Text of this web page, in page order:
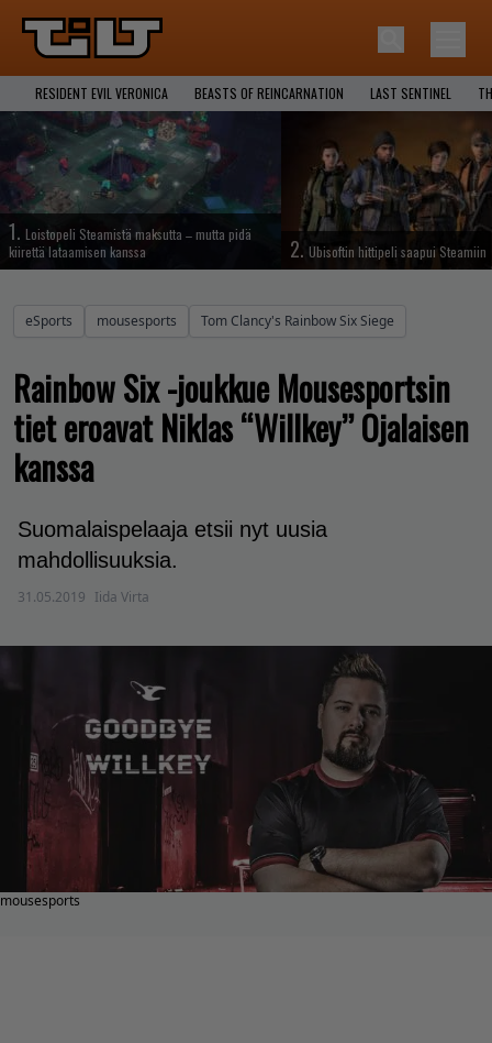
RESIDENT EVIL VERONICA BEASTS OF REINCARNATION LAST SENTINEL
1. Loistopeli Steamistä maksutta – mutta pidä
kiirettä lataamisen kanssa
2. Ubisoftin hittipeli saapui Steamiin
eSports mousesports Tom Clancy's Rainbow Six Siege
Rainbow Six -joukkue Mousesportsin
tiet eroavat Niklas “Willkey” Ojalaisen
kanssa
Suomalaispelaaja etsii nyt uusia
mahdollisuuksia.
31.05.2019 Iida Virta
mousesports